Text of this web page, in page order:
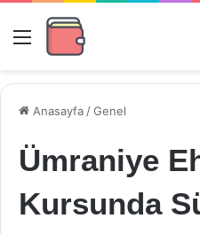
Menü
Anasayfa /Genel
Ümraniye
Kursunda